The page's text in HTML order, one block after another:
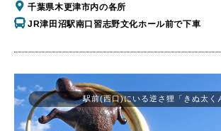
千葉県木更津市内の各所
JR津田沼駅南口習志野文化ホール前で下車
駅前(西口)にいる逆さ狸「きぬ太く